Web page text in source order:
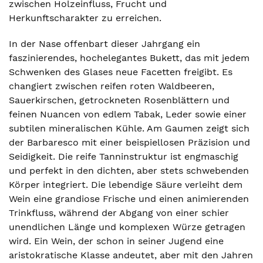
zwischen Holzeinfluss, Frucht und
Herkunftscharakter zu erreichen.
In der Nase offenbart dieser Jahrgang ein
faszinierendes, hochelegantes Bukett, das mit jedem
Schwenken des Glases neue Facetten freigibt. Es
changiert zwischen reifen roten Waldbeeren,
Sauerkirschen, getrockneten Rosenblättern und
feinen Nuancen von edlem Tabak, Leder sowie einer
subtilen mineralischen Kühle. Am Gaumen zeigt sich
der Barbaresco mit einer beispiellosen Präzision und
Seidigkeit. Die reife Tanninstruktur ist engmaschig
und perfekt in den dichten, aber stets schwebenden
Körper integriert. Die lebendige Säure verleiht dem
Wein eine grandiose Frische und einen animierenden
Trinkfluss, während der Abgang von einer schier
unendlichen Länge und komplexen Würze getragen
wird. Ein Wein, der schon in seiner Jugend eine
aristokratische Klasse andeutet, aber mit den Jahren